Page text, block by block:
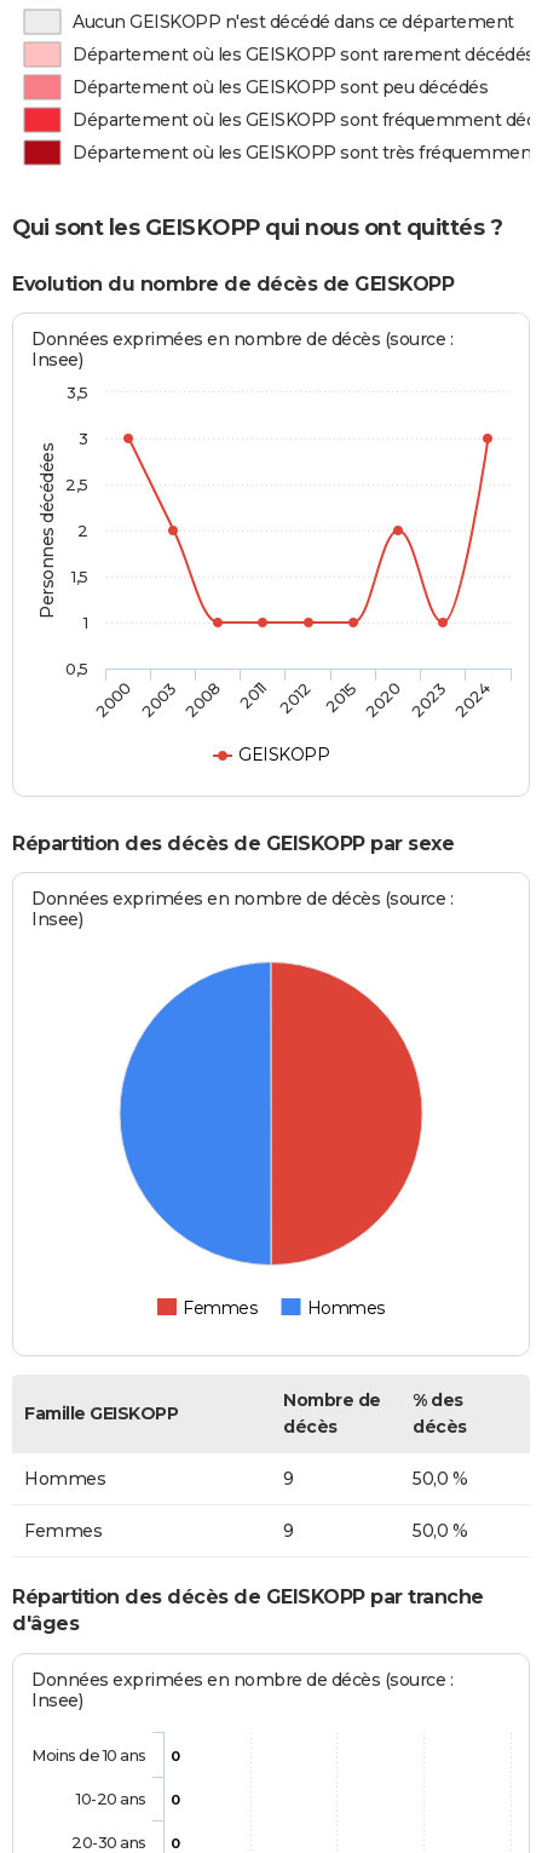
Aucun GEISKOPP n'est décédé dans ce département
Département où les GEISKOPP sont rarement décédés
Département où les GEISKOPP sont peu décédés
Département où les GEISKOPP sont fréquemment
Département où les GEISKOPP sont très fréquemment
Qui sont les GEISKOPP qui nous ont quittés ?
Evolution du nombre de décès de GEISKOPP
Personnes décédées
Données exprimées en nombre de décès (source :
Insee)
GEISKOPP
2000 2003 2008 2011 2012 2015 2020 2023 2024
0,5
1
1,5
2
2,5
3
3,5
Répartition des décès de GEISKOPP par sexe
Données exprimées en nombre de décès (source :
Insee)
Femmes Hommes
Famille GEISKOPP
Nombre de
décès
% des
décès
Hommes 9 50,0 %
Femmes 9 50,0 %
Répartition des décès de GEISKOPP par tranche
d'âges
Données exprimées en nombre de décès (source :
Insee)
0
0
0
Moins de 10 ans
10-20 ans
20-30 ans